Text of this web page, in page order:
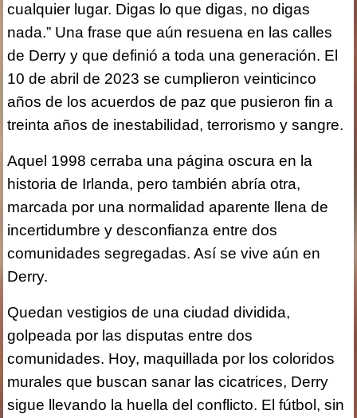
cualquier lugar. Digas lo que digas, no digas
nada.” Una frase que aún resuena en las calles
de Derry y que definió a toda una generación. El
10 de abril de 2023 se cumplieron veinticinco
años de los acuerdos de paz que pusieron fin a
treinta años de inestabilidad, terrorismo y sangre.
Aquel 1998 cerraba una página oscura en la
historia de Irlanda, pero también abría otra,
marcada por una normalidad aparente llena de
incertidumbre y desconfianza entre dos
comunidades segregadas. Así se vive aún en
Derry.
Quedan vestigios de una ciudad dividida,
golpeada por las disputas entre dos
comunidades. Hoy, maquillada por los coloridos
murales que buscan sanar las cicatrices, Derry
sigue llevando la huella del conflicto. El fútbol, sin